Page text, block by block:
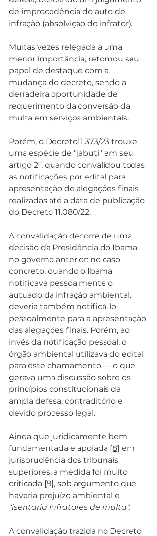
de improcedência do auto de
infração (absolvição do infrator).
Muitas vezes relegada a uma
menor importância, retomou seu
papel de destaque com a
mudança do decreto, sendo a
derradeira oportunidade de
requerimento da conversão da
multa em serviços ambientais.
Porém, o Decreto11.373/23 trouxe
uma espécie de "jabuti" em seu
artigo 2º, quando convalidou todas
as notificações por edital para
apresentação de alegações finais
realizadas até a data de publicação
do Decreto 11.080/22.
A convalidação decorre de uma
decisão da Presidência do Ibama
no governo anterior: no caso
concreto, quando o Ibama
notificava pessoalmente o
autuado da infração ambiental,
deveria também notificá-lo
pessoalmente para a apresentação
das alegações finais. Porém, ao
invés da notificação pessoal, o
órgão ambiental utilizava do edital
para este chamamento — o que
gerava uma discussão sobre os
princípios constitucionais da
ampla defesa, contraditório e
devido processo legal.
Ainda que juridicamente bem
fundamentada e apoiada [8] em
jurisprudência dos tribunais
superiores, a medida foi muito
criticada [9], sob argumento que
haveria prejuízo ambiental e
"isentaria infratores de multa".
A convalidação trazida no Decreto